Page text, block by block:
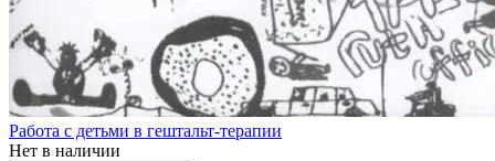
Работа с детьми в гештальт-терапии
Нет в наличии